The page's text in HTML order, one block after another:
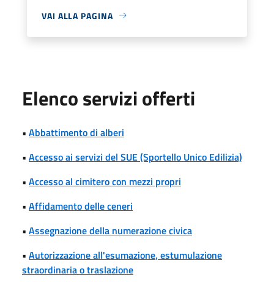
VAI ALLA PAGINA
Elenco servizi offerti
• Abbattimento di alberi
• Accesso ai servizi del SUE (Sportello Unico Edilizia)
• Accesso al cimitero con mezzi propri
• Affidamento delle ceneri
• Assegnazione della numerazione civica
• Autorizzazione all'esumazione, estumulazione
straordinaria o traslazione